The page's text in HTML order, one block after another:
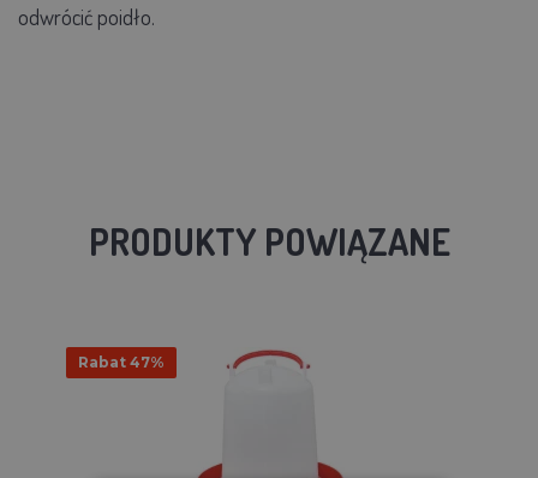
odwrócić poidło.
PRODUKTY POWIĄZANE
Rabat 47%